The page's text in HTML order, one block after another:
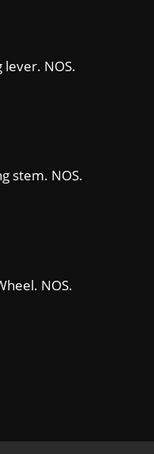
lever. NOS.
stem. NOS.
NOS.